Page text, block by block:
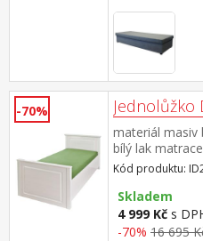
-70% Jednolůžko
materiál masiv
bílý lak
doporučený
Kód produktu:
Skladem
4 999 Kč s
-70% 16 695